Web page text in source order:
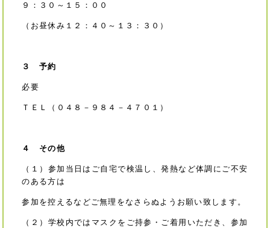
９：３０～１５：００
（お昼休み１２：４０～１３：３０）
３ 予約
必要
ＴＥＬ（０４８－９８４－４７０１）
４ その他
（１）参加当日はご自宅で検温し、発熱など体調にご不安
のある方は
参加を控えるなどご無理をなさらぬようお願い致します。
（２）学校内ではマスクをご持参・ご着用いただき、参加